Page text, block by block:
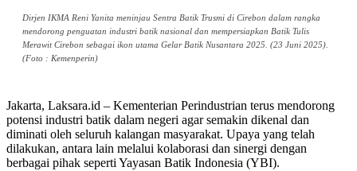
Dirjen IKMA Reni Yanita meninjau Sentra Batik Trusmi di Cirebon dalam rangka
mendorong penguatan industri batik nasional dan mempersiapkan Batik Tulis
Merawit Cirebon sebagai ikon utama Gelar Batik Nusantara 2025. (23 Juni 2025).
(Foto : Kemenperin)
Jakarta, Laksara.id – Kementerian Perindustrian terus mendorong
potensi industri batik dalam negeri agar semakin dikenal dan
diminati oleh seluruh kalangan masyarakat. Upaya yang telah
dilakukan, antara lain melalui kolaborasi dan sinergi dengan
berbagai pihak seperti Yayasan Batik Indonesia (YBI).